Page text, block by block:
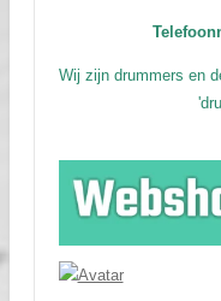
Wij zijn drummers en